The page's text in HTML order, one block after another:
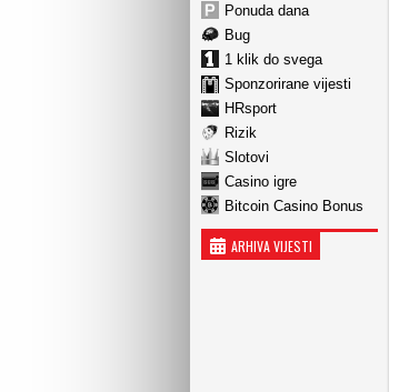
Ponuda dana
Bug
1 klik do svega
Sponzorirane vijesti
HRsport
Rizik
Slotovi
Casino igre
Bitcoin Casino Bonus
ARHIVA VIJESTI